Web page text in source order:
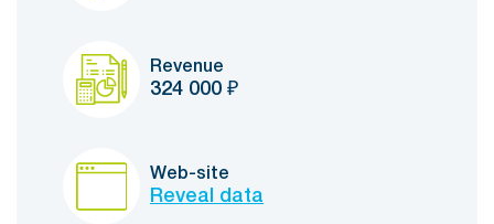
Revenue
324 000 ₽
Web-site
Reveal data